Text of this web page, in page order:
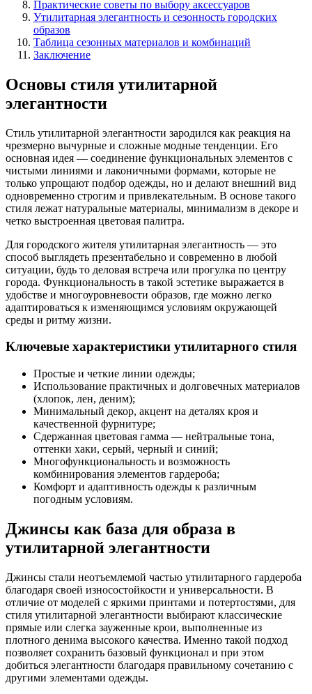
Практические советы по выбору аксессуаров
Утилитарная элегантность и сезонность городских
образов
Таблица сезонных материалов и комбинаций
Заключение
Основы стиля утилитарной
элегантности
Стиль утилитарной элегантности зародился как реакция на
чрезмерно вычурные и сложные модные тенденции. Его
основная идея — соединение функциональных элементов с
чистыми линиями и лаконичными формами, которые не
только упрощают подбор одежды, но и делают внешний вид
одновременно строгим и привлекательным. В основе такого
стиля лежат натуральные материалы, минимализм в декоре и
четко выстроенная цветовая палитра.
Для городского жителя утилитарная элегантность — это
способ выглядеть презентабельно и современно в любой
ситуации, будь то деловая встреча или прогулка по центру
города. Функциональность в такой эстетике выражается в
удобстве и многоуровневости образов, где можно легко
адаптироваться к изменяющимся условиям окружающей
среды и ритму жизни.
Ключевые характеристики утилитарного стиля
Простые и четкие линии одежды;
Использование практичных и долговечных материалов
(хлопок, лен, деним);
Минимальный декор, акцент на деталях кроя и
качественной фурнитуре;
Сдержанная цветовая гамма — нейтральные тона,
оттенки хаки, серый, черный и синий;
Многофункциональность и возможность
комбинирования элементов гардероба;
Комфорт и адаптивность одежды к различным
погодным условиям.
Джинсы как база для образа в
утилитарной элегантности
Джинсы стали неотъемлемой частью утилитарного гардероба
благодаря своей износостойкости и универсальности. В
отличие от моделей с яркими принтами и потертостями, для
стиля утилитарной элегантности выбирают классические
прямые или слегка зауженные крои, выполненные из
плотного денима высокого качества. Именно такой подход
позволяет сохранить базовый функционал и при этом
добиться элегантности благодаря правильному сочетанию с
другими элементами одежды.